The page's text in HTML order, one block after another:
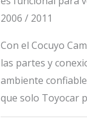
2006 / 2011
Con el Cocuyo
las partes y
ambiente
que solo Toyocar